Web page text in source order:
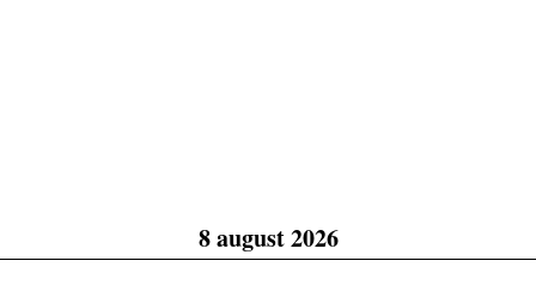
8 august 2026